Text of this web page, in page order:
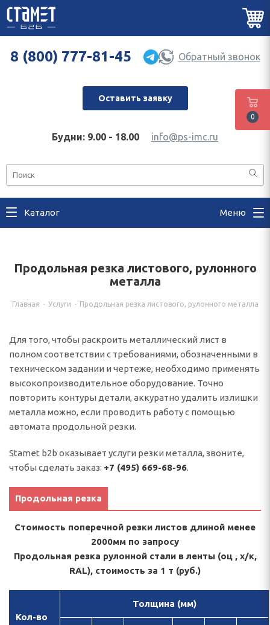
8 (800) 777-81-45 Обратный звонок
Оставить заявку
Будни: 9.00 - 18.00 info@ps-imc.ru
Каталог Меню
Продольная резка листового, рулонного
металла
Главная - Услуги - Продольная резка листового, рулонного металла
Для того, чтобы раскроить металлический лист в
полном соответствии с требованиями, обозначенными в
техническом задании и чертеже, необходимо применять
высокопроизводительное оборудование. Точно
повторить контуры детали, аккуратно удалить излишки
металла можно, если проводить работу с помощью
автомата продольной резки.
Stamet b2b оказывает услуги резки металла, звоните,
чтобы сделать заказ: +7 (495) 669-68-96.
Продольная резка
Стоимость поперечной резки листов длиной менее
2000мм по запросу
Продольная резка рулонной стали в ленты (оц , х/к,
RAL), стоимость за 1 т (руб.)
Кол-во
Толщина (мм)
0